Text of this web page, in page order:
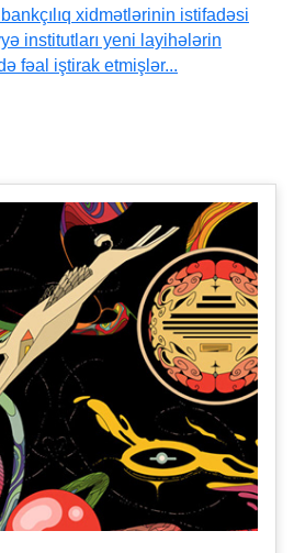
xidmətlərinin istifadəsi
institutları yeni layihələrin
fəal iştirak etmişlər...